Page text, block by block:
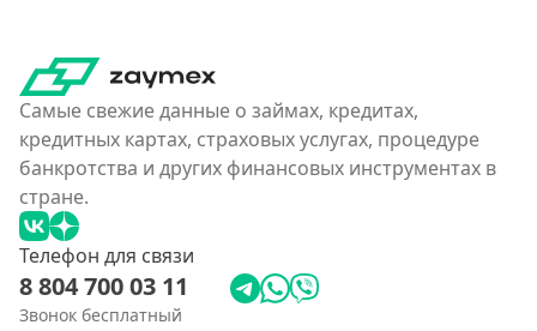
Карта с нулевым остатком
На дебетовую карту
На кредитную карту
На виртуальную карту
На неименную карту
На именную карту
На зарплатную карту
Самые свежие данные о займах, кредитах,
кредитных картах, страховых услугах, процедуре
банкротства и других финансовых инструментах в
стране.
Телефон для связи
8 804 700 03 11
Звонок бесплатный